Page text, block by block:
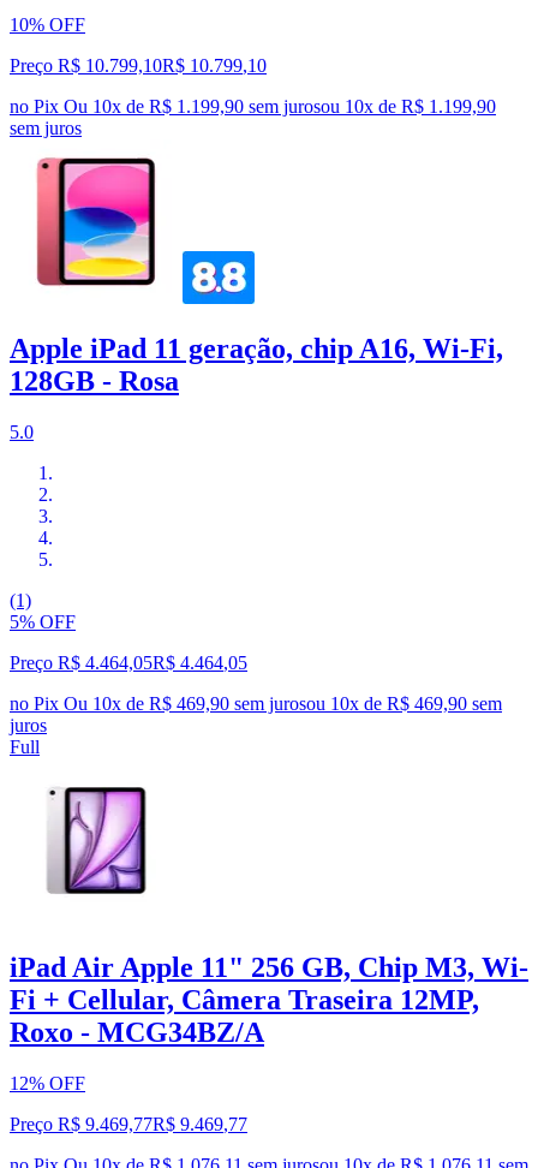
10% OFF
Preço R$ 10.799,10R$ 10.799,10
no Pix Ou 10x de R$ 1.199,90 sem jurosou 10x de R$ 1.199,90
sem juros
Apple iPad 11 geração, chip A16, Wi-Fi,
128GB - Rosa
5.0
(1)
5% OFF
Preço R$ 4.464,05R$ 4.464,05
no Pix Ou 10x de R$ 469,90 sem jurosou 10x de R$ 469,90 sem
juros
Full
iPad Air Apple 11" 256 GB, Chip M3, Wi-
Fi + Cellular, Câmera Traseira 12MP,
Roxo - MCG34BZ/A
12% OFF
Preço R$ 9.469,77R$ 9.469,77